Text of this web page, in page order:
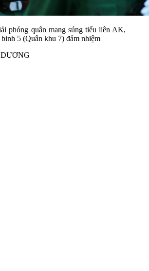
phóng quân mang súng tiểu liên AK,
5 (Quân khu 7) đảm nhiệm